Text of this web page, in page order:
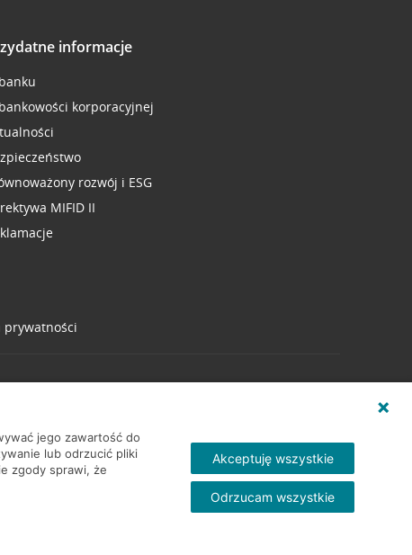
informacje
korporacyjnej
rozwój i ESG
MIFID II
prywatności
jego zawartość do
lub odrzucić pliki
zgody sprawi, że
Akceptuję wszystkie
Odrzucam wszystkie